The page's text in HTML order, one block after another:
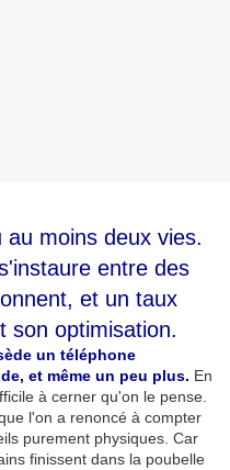
moins deux vies.
entre des
et un taux
son optimisation.
un téléphone
et même un peu plus. En
à cerner qu'on le pense.
l'on a renoncé à compter
purement physiques. Car
finissent dans la poubelle